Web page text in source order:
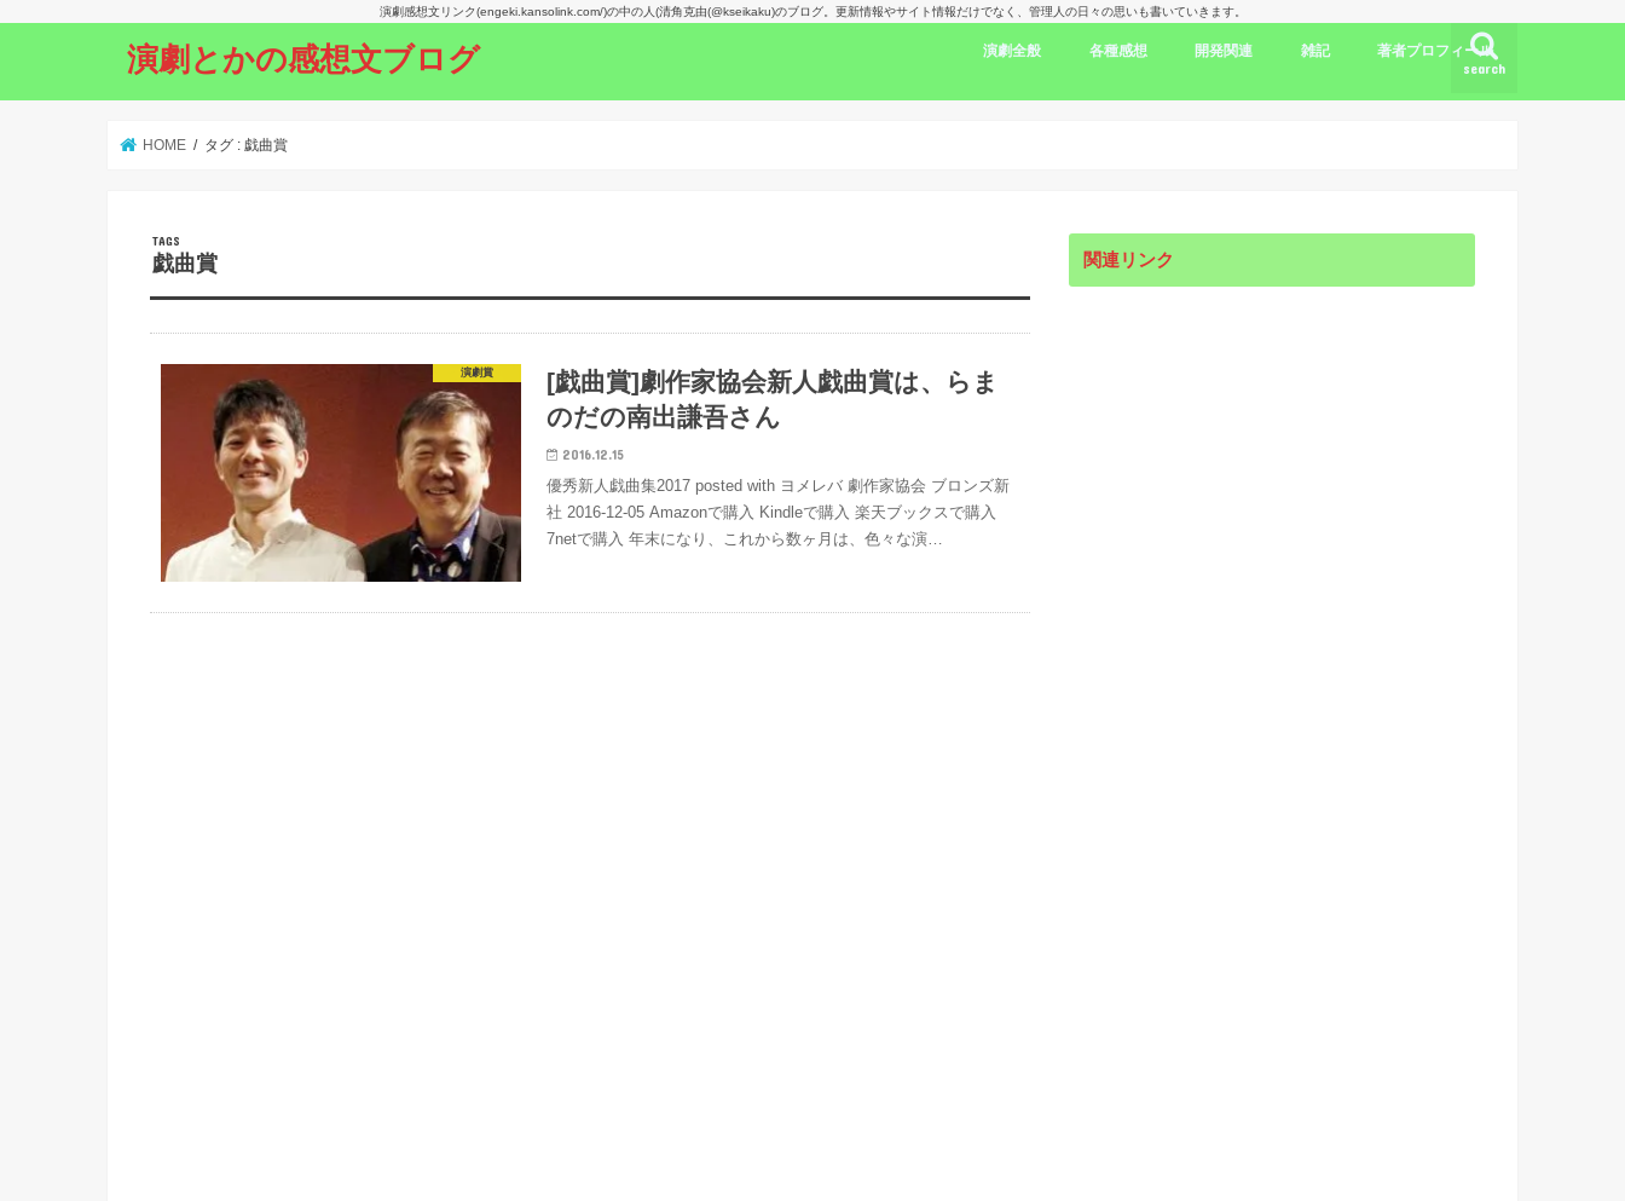
演劇感想文リンク(engeki.kansolink.com/)の中の人(清角克由(@kseikaku)のブログ。更新情報やサイト情報だけでなく、管理人の日々の思いも書いていきます。
演劇とかの感想文ブログ search
演劇全般
演劇感想文リンク
舞台で見た人のドラマ出演情報
楽しみな舞台！
演劇賞
各種感想
劇評 海外劇評
書評 KDP
映画評
旅行記
開発関連
開発言語
iPhone/Mac
WordPress
Ubuntu
集合知/人工知能
雑記
日本
アメリカ
韓国
中国
著者プロフィール
HOME タグ : 戯曲賞
戯曲賞
演劇賞
[戯曲賞]劇作家協会新人戯曲賞は、らま
のだの南出謙吾さん
2016.12.15
優秀新人戯曲集2017 posted with ヨメレバ 劇作家協会 ブロンズ新
社 2016-12-05 Amazonで購入 Kindleで購入 楽天ブックスで購入
7netで購入 年末になり、これから数ヶ月は、色々な演…
関連リンク